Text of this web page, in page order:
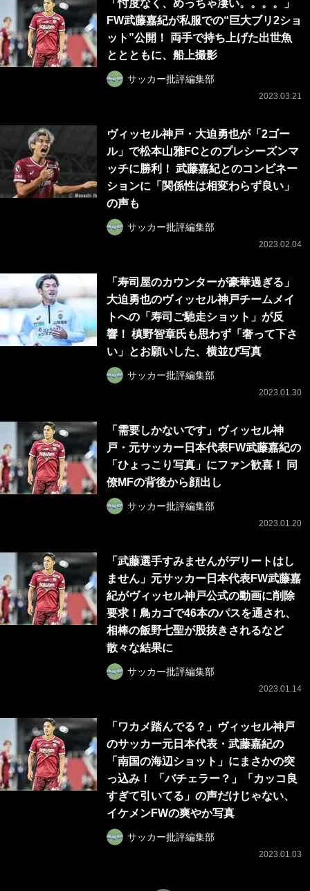
「忖度なく、めっちゃ凄い。。。。」
FW武藤嘉紀が私服での“巨大ブリ2ショ
ット”公開！ 両手で持ち上げた出世魚
ととともに、船上撮影
サッカー批評編集部
2023.03.21
ヴィッセル神戸・大迫勇也が「2ゴー
ル」で松本山雅FCとのプレシーズンマ
ッチに勝利！ 武藤嘉紀とのコンビネー
ションに「関係性は相変わらず良い」
の声も
サッカー批評編集部
2023.02.04
「寿司屋のカウンターが豪華過ぎる」
大迫勇也のヴィッセル神戸チームメイ
トへの「寿司ご馳走ショット」が反
響！ 槙野智章氏も思わず「奢って下さ
い」とお願いした、横並び写真
サッカー批評編集部
2023.01.30
「需要しかないです」ヴィッセル神
戸・元サッカー日本代表FW武藤嘉紀の
「ひょっこり写真」にファン歓喜！ 同
僚MFの背後から顔出し
サッカー批評編集部
2023.01.20
「武藤選手すみませんがデリートはし
ません」元サッカー日本代表FW武藤嘉
紀がヴィッセル神戸公式の動画に削除
要求！鳥カゴで46本のパスを通され、
相棒の飯野七聖が股抜きされるなど
散々な結果に
サッカー批評編集部
2023.01.14
「ワカメ踏んでる？」ヴィッセル神戸
のサッカー元日本代表・武藤嘉紀の
「南国の海辺ショット」にまさかの突
っ込み！ 「バチェラー？」「カッコ良
すぎて引いてる」の声だけじゃない、
イケメンFWの爽やか写真
サッカー批評編集部
2023.01.03